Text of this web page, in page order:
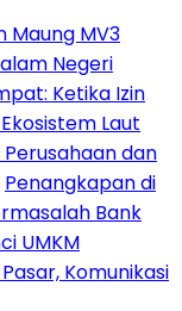
Maung MV3
Negeri
Ketika Izin
Laut
Perusahaan dan
Penangkapan di
Bank
UMKM
Komunikasi